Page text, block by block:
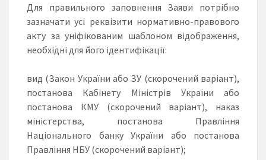
Для правильного заповнення Заяви потрібно
зазначати усі реквізити нормативно-правового
акту за уніфікованим шаблоном відображення,
необхідні для його ідентифікації:
вид (Закон України або ЗУ (скорочений варіант),
постанова Кабінету Міністрів України або
постанова КМУ (скорочений варіант), наказ
міністерства, постанова Правління
Національного банку України або постанова
Правління НБУ (скорочений варіант);